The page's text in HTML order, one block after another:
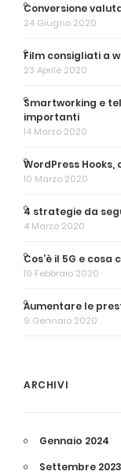
Conversione
24 Giugno 2020
Film consigliati a
23 Aprile 2020
Smartworking e
importanti
14 Marzo 2020
WordPress
10 Marzo 2020
4 strategie da
4 Marzo 2020
Cos’è il 5G e
19 Febbraio 2020
Aumentare le
9 Gennaio 2020
ARCHIVI
Gennaio 2024
Settembre 2023